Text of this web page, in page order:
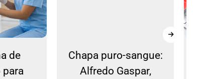
sangue:
Estelionato: idosa e
comparsa são